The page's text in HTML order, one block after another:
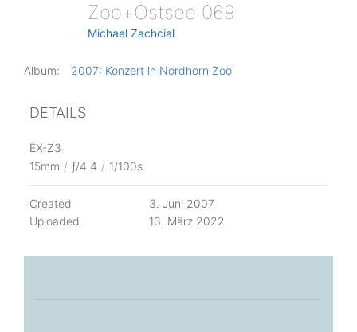
Zoo+ostsee 069
Michael Zachcial
Album: 2007: Konzert in Nordhorn Zoo
DETAILS
EX-Z3
15mm / ƒ/4.4 / 1/100s
Created
3. Juni 2007
Uploaded
13. März 2022